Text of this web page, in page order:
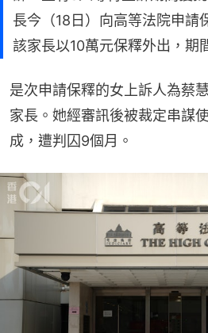
長今（18日）向高等法院申請
該家長以10萬元保釋外出，期
是次申請保釋的女上訴人為蔡
家長。她經審訊後被裁定串謀
成，遭判囚9個月。